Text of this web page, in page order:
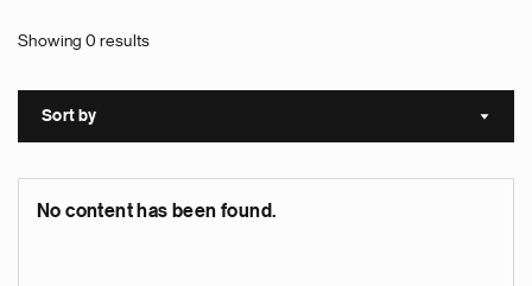
Showing 0 results
Sort by Sort
No content has been found.